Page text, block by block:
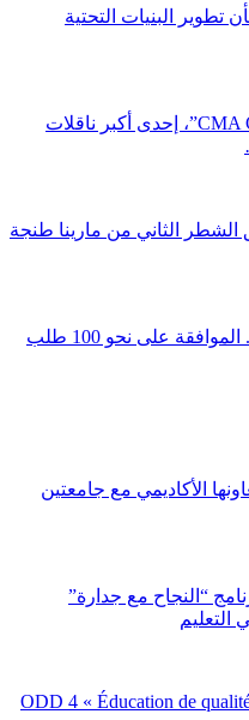
تطوير البنيات التحتية
باخرة “CMA CGM NOTRE DAME”، إحدى أكبر ناقلات
الشطر الثاني من مارينا طنجة
برنامج “POWER EXPORT” .. الموافقة على نحو 100 طلب
الأكاديمي مع جامعتين
“النجاح مع جدارة”
ODD 4 « Éducation de